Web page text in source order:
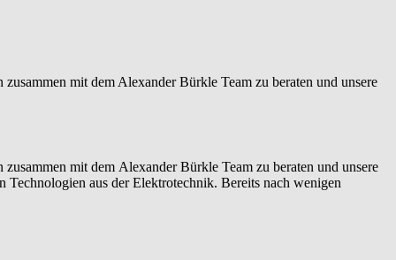
mit dem Alexander Bürkle Team zu beraten und unsere
mit dem Alexander Bürkle Team zu beraten und unsere
aus der Elektrotechnik. Bereits nach wenigen